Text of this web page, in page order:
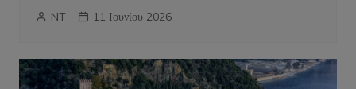
NT 11 Ιουνίου 2026